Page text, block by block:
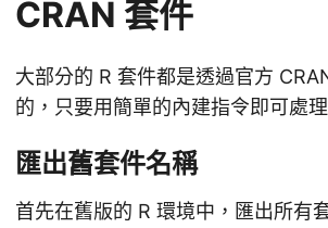
CRAN 套件
大部分的 R 套件都是透過官方
的，只要用簡單的內建指令即可處理
匯出舊套件名稱
首先在舊版的 R 環境中，匯出所有